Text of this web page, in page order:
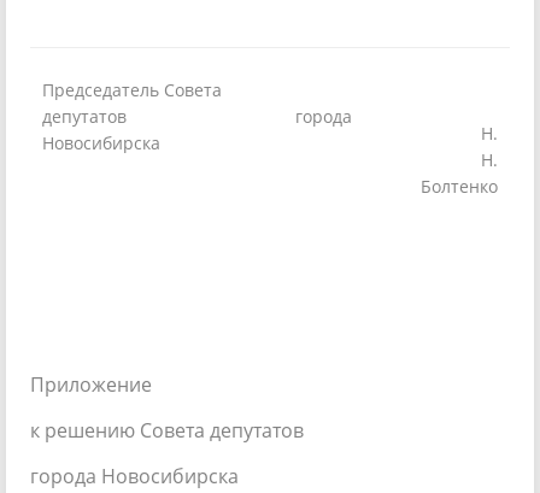
Председатель Совета
депутатов города
Новосибирска
Н.
Н.
Болтенко
Приложение
к решению Совета депутатов
города Новосибирска